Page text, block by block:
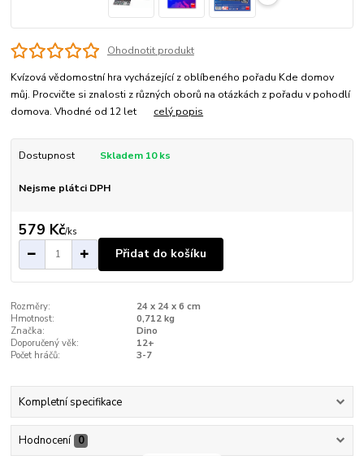
Ohodnotit produkt
Kvízová vědomostní hra vycházející z oblíbeného pořadu Kde domov
můj. Procvičte si znalosti z různých oborů na otázkách z pořadu v pohodlí
domova. Vhodné od 12 let celý popis
Dostupnost Skladem 10 ks
Nejsme plátci DPH
579 Kč/ks
Přidat do košíku
Rozměry:
24 x 24 x 6 cm
Hmotnost:
0,712 kg
Značka:
Dino
Doporučený věk:
12+
Počet hráčů:
3-7
Kompletní specifikace
Hodnocení 0